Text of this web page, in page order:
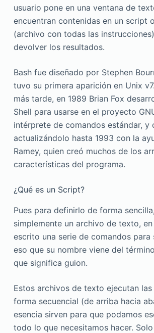
usuario pone en una ventana de
encuentran contenidas en un script
(archivo con todas las
devolver los resultados.
Bash fue diseñado por Stephen
tuvo su primera aparición en Unix
más tarde, en 1989 Brian Fox
Shell para usarse en el proyecto
intérprete de comandos estándar, y
actualizándolo hasta 1993 con la
Ramey, quien creó muchos de los
características del programa.
¿Qué es un Script?
Pues para definirlo de forma
simplemente un archivo de texto,
escrito una serie de comandos para
eso que su nombre viene del
que significa guion.
Estos archivos de texto ejecutan
forma secuencial (de arriba hacia
esencia sirven para que podamos
todo lo que necesitamos hacer.